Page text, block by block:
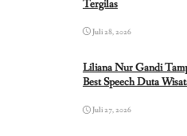
Tergilas
Juli 28, 2026
Liliana Nur Gandi
Best Speech Duta
Juli 27, 2026